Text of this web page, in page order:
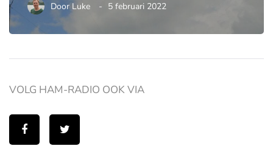
Door Luke 5 februari 2022
VOLG HAM-RADIO OOK VIA